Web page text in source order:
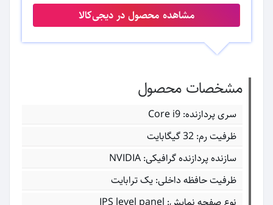
مشاهده محصول در دیجی‌کالا
مشخصات محصول
سری پردازنده: Core i9
ظرفیت رم: 32 گیگابایت
سازنده پردازنده گرافیکی: NVIDIA
ظرفیت حافظه داخلی: یک ترابایت